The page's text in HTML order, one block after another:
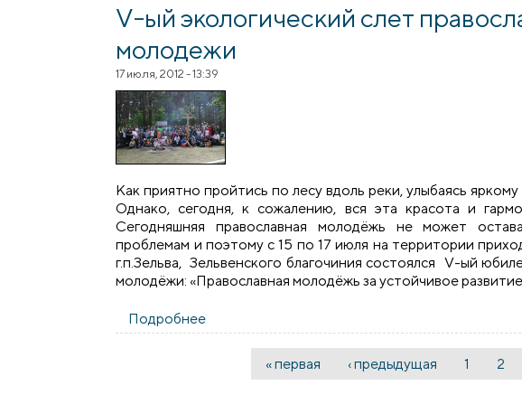
V-ый экологический слет
молодежи
17 июля, 2012 - 13:39
Как приятно пройтись по лесу вдоль реки, улыбаясь
Однако, сегодня, к сожалению, вся эта красота и
Сегодняшняя православная молодёжь не может
проблемам и поэтому с 15 по 17 июля на территории
г.п.Зельва, Зельвенского благочиния состоялся V-ый
молодёжи: «Православная молодёжь за устойчивое
Подробнее
« первая ‹ предыдущая 1 2